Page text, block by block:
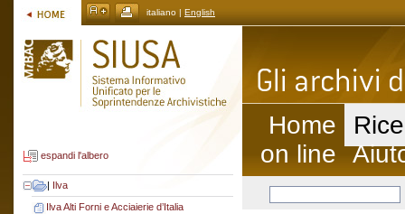
italiano | English
espandi l'albero
| Ilva
Ilva Alti Forni e Acciaierie d’Italia
Home
on line